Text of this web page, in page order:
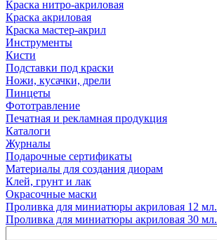
Краска нитро-акриловая
Краска акриловая
Краска мастер-акрил
Инструменты
Кисти
Подставки под краски
Ножи, кусачки, дрели
Пинцеты
Фототравление
Печатная и рекламная продукция
Каталоги
Журналы
Подарочные сертификаты
Материалы для создания диорам
Клей, грунт и лак
Окрасочные маски
Проливка для миниатюры акриловая 12 мл.
Проливка для миниатюры акриловая 30 мл.